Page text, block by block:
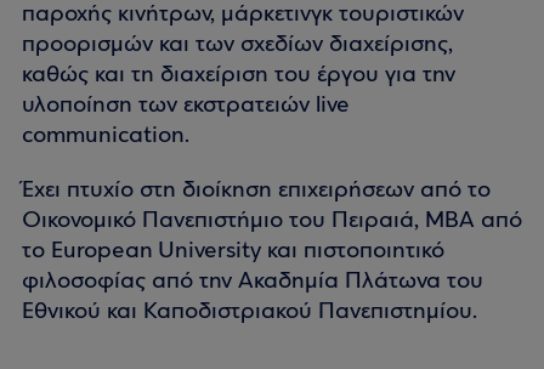
παροχής κινήτρων, μάρκετινγκ τουριστικών
προορισμών και των σχεδίων διαχείρισης,
καθώς και τη διαχείριση του έργου για την
υλοποίηση των εκστρατειών live
communication.
Έχει πτυχίο στη διοίκηση επιχειρήσεων από το
Οικονομικό Πανεπιστήμιο του Πειραιά, MBA από
το European University και πιστοποιητικό
φιλοσοφίας από την Ακαδημία Πλάτωνα του
Εθνικού και Καποδιστριακού Πανεπιστημίου.